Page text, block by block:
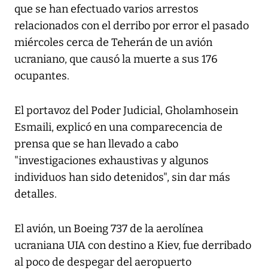
que se han efectuado varios arrestos
relacionados con el derribo por error el pasado
miércoles cerca de Teherán de un avión
ucraniano, que causó la muerte a sus 176
ocupantes.
El portavoz del Poder Judicial, Gholamhosein
Esmaili, explicó en una comparecencia de
prensa que se han llevado a cabo
"investigaciones exhaustivas y algunos
individuos han sido detenidos", sin dar más
detalles.
El avión, un Boeing 737 de la aerolínea
ucraniana UIA con destino a Kiev, fue derribado
al poco de despegar del aeropuerto